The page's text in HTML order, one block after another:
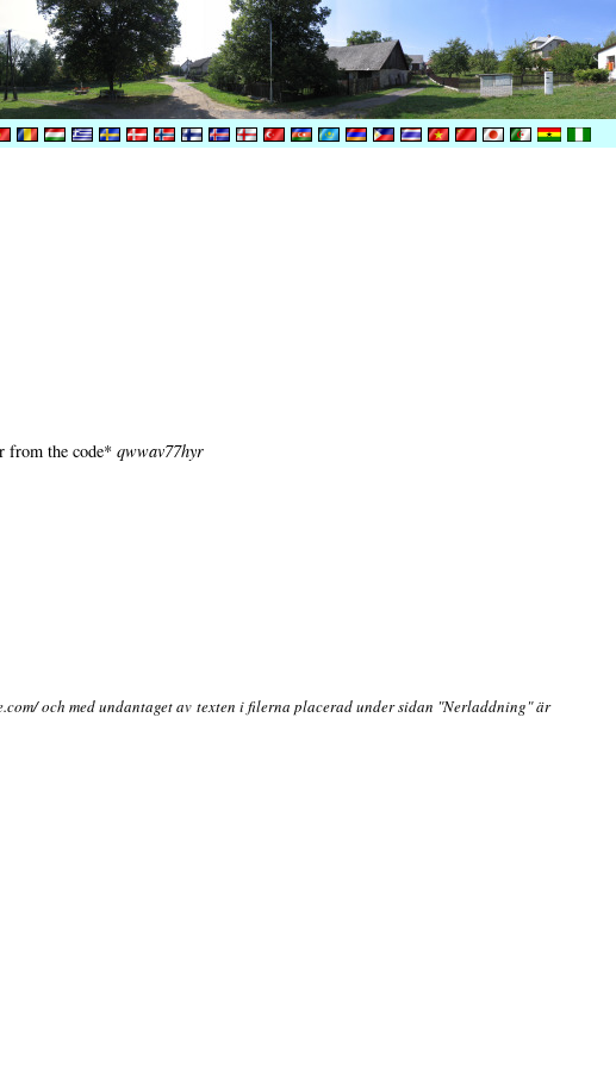
the code* qwwav77hyr
och med undantaget av texten i filerna placerad under sidan "Nerladdning" är